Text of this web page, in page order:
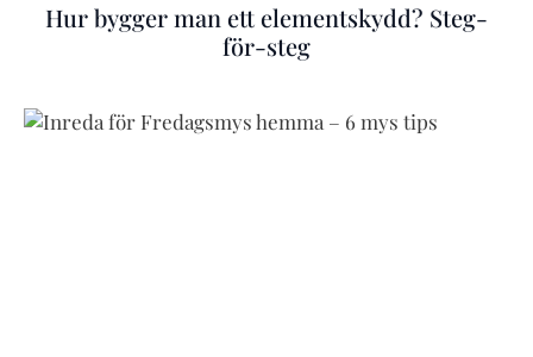
Hur bygger man ett elementskydd? Steg-
för-steg